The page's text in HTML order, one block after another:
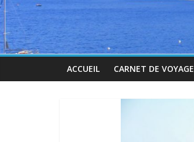
ACCUEIL CARNET DE VOYAGE